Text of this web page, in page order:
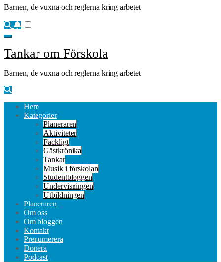
Barnen, de vuxna och reglerna kring arbetet
Tankar om Förskola
Barnen, de vuxna och reglerna kring arbetet
Hem
Kategorier
Planeraren
Aktiviteter
Fackligt
Gästkrönika
Tankar
Musik i förskolan
Studentbloggen
Undervisningen
Utbildningen
Planeraren
Om oss
Om bloggen
Kontakt
Prenumerera
Donera
Podcast